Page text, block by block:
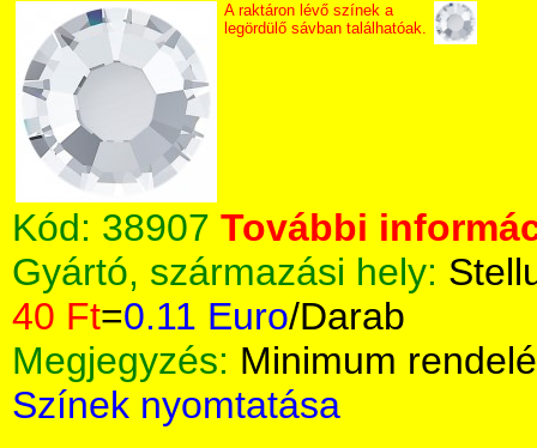
A raktáron lévő színek a
legördülő sávban találhatóak.
Kód: 38907 További
Gyártó, származási hely:
40 Ft=0.11 Euro/Darab
Megjegyzés: Minimum
Színek nyomtatása